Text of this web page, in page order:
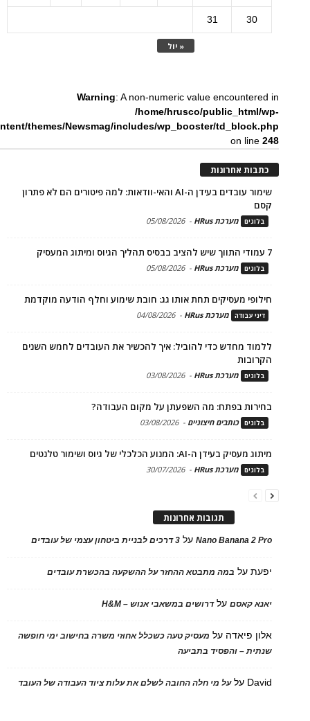
« יול
30
31
Warning: A non-numeric value encountered in
/home/hrusco/public_html/wp-
themes/Newsmag/includes/wp_booster/td_block.php
on line248
כתבות אחרונות
שימור עובדים בעידן ה-AI והאי-וודאות: למה פיטורים הם לא פתרון
קסם
בלוגים מערכת HRus -
05/08/2026
7 עמודי התווך שיש להציב בבסיס תהליך הגיוס ומיתוג המעסיק
בלוגים מערכת HRus -
05/08/2026
חילופי מעסיקים תחת אותו גג: חובת שימוע וחלף הודעה מוקדמת
דיני עבודה מערכת HRus -
04/08/2026
ללמוד מחדש כדי להוביל: איך להכשיר את העובדים לחמש השנים
הקרובות
בלוגים מערכת HRus -
03/08/2026
בחירות בפתח: מה השפעתן על מקום העבודה?
בלוגים כותבים חיצוניים -
03/08/2026
מיתוג מעסיק בעידן ה-AI: המנוע הכלכלי של גיוס ושימור טלנטים
בלוגים מערכת HRus -
30/07/2026
תגובות אחרונות
Nano Banana 2 Proעל 3 דרכים לבניית ביטחון עצמי של עובדים
יפעתעל במה מתבטא ההחזר על ההשקעה בהכשרת עובדים
יאנא קאסםעלדרושים במשאבי אנוש – H&M
אלון פיאדה על מעסיק טעה כשכלל אחוזי משרה בחישוב ימי חופשה
שנתית – והפסיד בתביעה
David עלעל מי חלה החובה לשלם את עלות ציוד העבודה של העובד